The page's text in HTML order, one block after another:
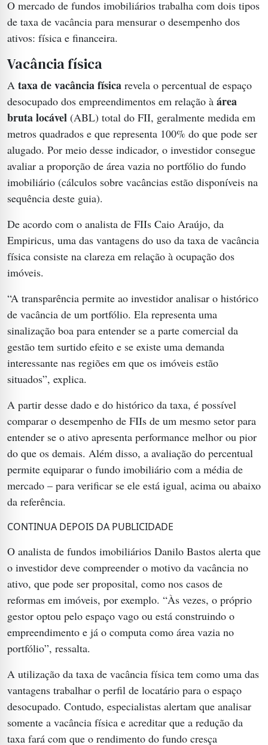
O mercado de fundos imobiliários trabalha com dois tipos
de taxa de vacância para mensurar o desempenho dos
ativos: física e financeira.
Vacância física
A taxa de vacância física revela o percentual de espaço
desocupado dos empreendimentos em relação à área
bruta locável (ABL) total do FII, geralmente medida em
metros quadrados e que representa 100% do que pode ser
alugado. Por meio desse indicador, o investidor consegue
avaliar a proporção de área vazia no portfólio do fundo
imobiliário (cálculos sobre vacâncias estão disponíveis na
sequência deste guia).
De acordo com o analista de FIIs Caio Araújo, da
Empiricus, uma das vantagens do uso da taxa de vacância
física consiste na clareza em relação à ocupação dos
imóveis.
“A transparência permite ao investidor analisar o histórico
de vacância de um portfólio. Ela representa uma
sinalização boa para entender se a parte comercial da
gestão tem surtido efeito e se existe uma demanda
interessante nas regiões em que os imóveis estão
situados”, explica.
A partir desse dado e do histórico da taxa, é possível
comparar o desempenho de FIIs de um mesmo setor para
entender se o ativo apresenta performance melhor ou pior
do que os demais. Além disso, a avaliação do percentual
permite equiparar o fundo imobiliário com a média de
mercado – para verificar se ele está igual, acima ou abaixo
da referência.
CONTINUA DEPOIS DA PUBLICIDADE
O analista de fundos imobiliários Danilo Bastos alerta que
o investidor deve compreender o motivo da vacância no
ativo, que pode ser proposital, como nos casos de
reformas em imóveis, por exemplo. “Às vezes, o próprio
gestor optou pelo espaço vago ou está construindo o
empreendimento e já o computa como área vazia no
portfólio”, ressalta.
A utilização da taxa de vacância física tem como uma das
vantagens trabalhar o perfil de locatário para o espaço
desocupado. Contudo, especialistas alertam que analisar
somente a vacância física e acreditar que a redução da
taxa fará com que o rendimento do fundo cresça